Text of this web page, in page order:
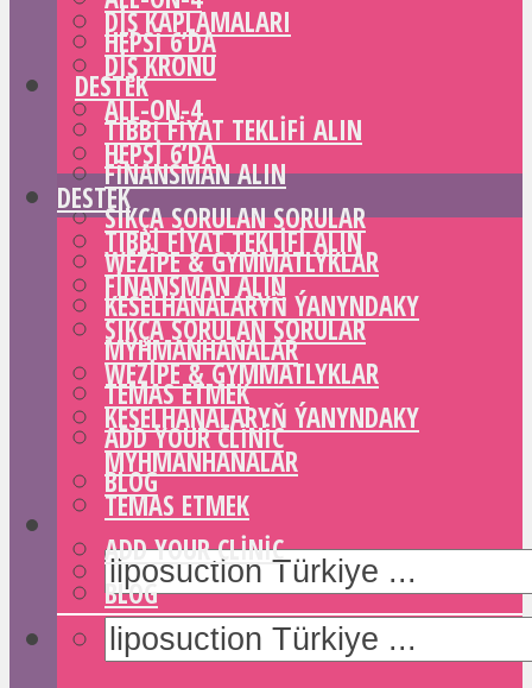
HEPSI 6’DA
DESTEK
TIBBI FIYAT TEKLIFI ALIN
FINANSMAN ALIN
SIKÇA SORULAN SORULAR
WEZIPE & GYMMATLYKLAR
KESELHANALARYŇ ÝANYNDAKY
MYHMANHANALAR
TEMAS ETMEK
ADD YOUR CLINIC
BLOG
DIŞ KAPLAMALARI
DIŞ KRONU
ALL-ON-4
HEPSI 6’DA
DESTEK
TIBBI FIYAT TEKLIFI ALIN
FINANSMAN ALIN
SIKÇA SORULAN SORULAR
WEZIPE & GYMMATLYKLAR
KESELHANALARYŇ ÝANYNDAKY
MYHMANHANALAR
TEMAS ETMEK
ADD YOUR CLINIC
BLOG